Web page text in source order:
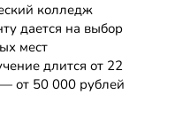
колледж
дается на выбор
мест
длится от 22
— от 50 000 рублей